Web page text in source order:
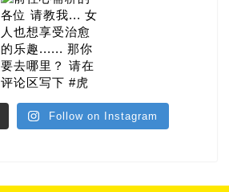
Follow on Instagram